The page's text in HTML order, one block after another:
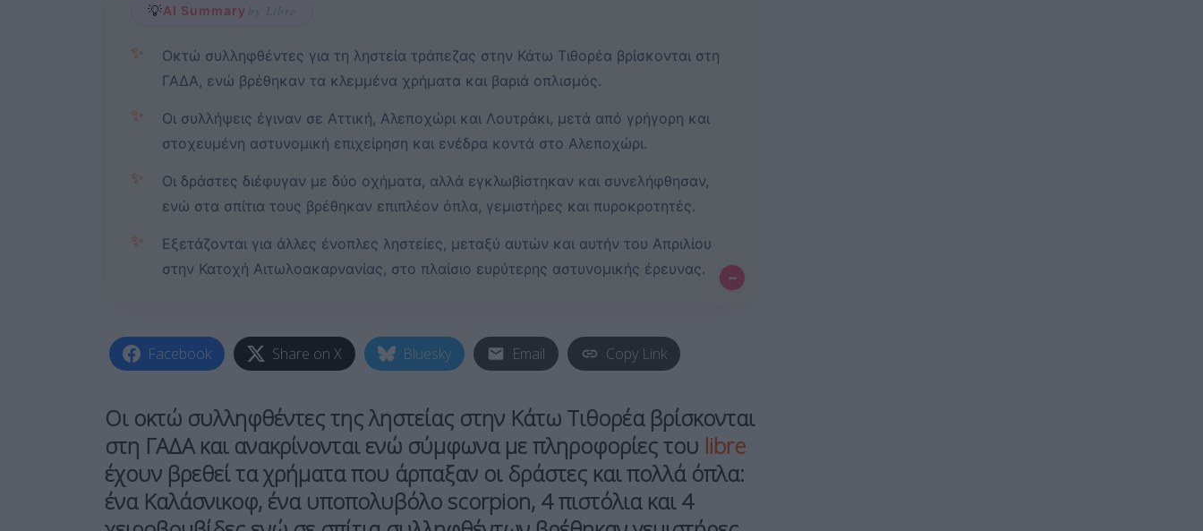
💡AI Summary by Libre
✨
Οκτώ συλληφθέντες για τη ληστεία τράπεζας στην Κάτω Τιθορέα βρίσκονται στη
ΓΑΔΑ, ενώ βρέθηκαν τα κλεμμένα χρήματα και βαριά οπλισμός.
✨
Οι συλλήψεις έγιναν σε Αττική, Αλεποχώρι και Λουτράκι, μετά από γρήγορη και
στοχευμένη αστυνομική επιχείρηση και ενέδρα κοντά στο Αλεποχώρι.
✨
Οι δράστες διέφυγαν με δύο οχήματα, αλλά εγκλωβίστηκαν και συνελήφθησαν,
ενώ στα σπίτια τους βρέθηκαν επιπλέον όπλα, γεμιστήρες και πυροκροτητές.
✨
Εξετάζονται για άλλες ένοπλες ληστείες, μεταξύ αυτών και αυτήν του Απριλίου
στην Κατοχή Αιτωλοακαρνανίας, στο πλαίσιο ευρύτερης αστυνομικής έρευνας.
–
Facebook Share on X Bluesky Email Copy Link
Οι οκτώ συλληφθέντες της ληστείας στην Κάτω Τιθορέα βρίσκονται
στη ΓΑΔΑ και ανακρίνονται ενώ σύμφωνα με πληροφορίες του libre
έχουν βρεθεί τα χρήματα που άρπαξαν οι δράστες και πολλά όπλα:
ένα Καλάσνικοφ, ένα υποπολυβόλο scorpion, 4 πιστόλια και 4